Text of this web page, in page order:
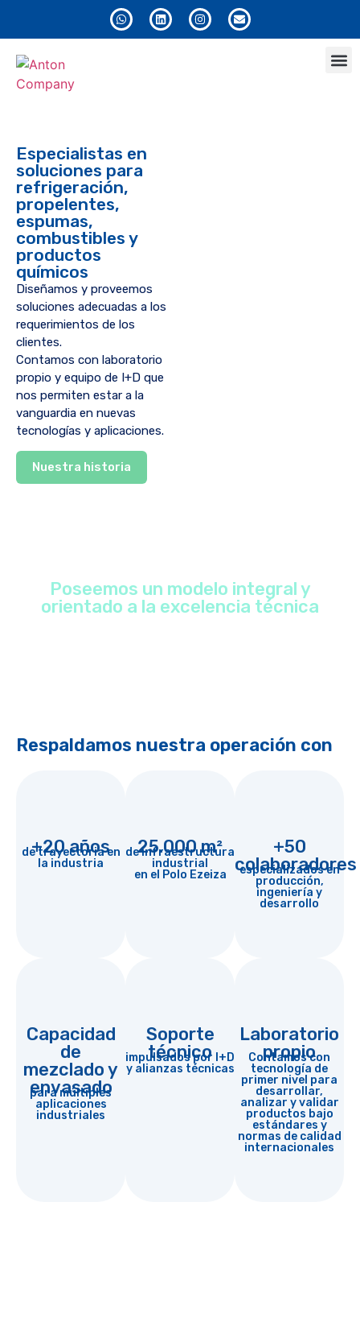
Especialistas en
soluciones para
refrigeración,
propelentes,
espumas,
combustibles y
productos
químicos
Diseñamos y proveemos
soluciones adecuadas a los
requerimientos de los
clientes.
Contamos con laboratorio
propio y equipo de I+D que
nos permiten estar a la
vanguardia en nuevas
tecnologías y aplicaciones.
Nuestra historia
Poseemos un modelo integral y
orientado a la excelencia técnica
Respaldamos nuestra operación con
+20 años
de trayectoria en
la industria
25.000 m²
de infraestructura
industrial
en el Polo Ezeiza
+50
colaboradores
especializados en
producción,
ingeniería y
desarrollo
Capacidad
de
mezclado y
envasado
para múltiples
aplicaciones
industriales
Soporte
técnico
impulsados por I+D
y alianzas técnicas
Laboratorio
propio
Contamos con
tecnología de
primer nivel para
desarrollar,
analizar y validar
productos bajo
estándares y
normas de calidad
internacionales